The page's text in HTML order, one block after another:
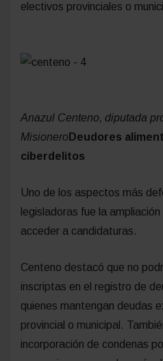
electivos provinciales o
Anazul Centeno, diputada
Misionero Deudores
ciberdelitos
Uno de los aspectos más
legisladoras fue la
acceder a candidaturas.
Centeno destacó que no
inscriptas en el registro de
quienes mantengan deudas
provincial o municipal.
incorporación de condenas